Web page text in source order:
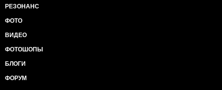
РЕЗОНАНС
ФОТО
ВИДЕО
ФОТОШОПЫ
БЛОГИ
ФОРУМ